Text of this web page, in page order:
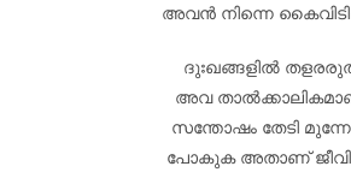
അവൻ നിന്നെ
ദുഃഖങ്ങളിൽ
അവ
സന്തോഷം തേടി
പോകുക അതാണ്